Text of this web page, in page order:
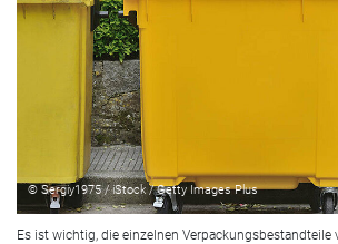
© Sergiy1975 / iStock / Getty Images Plus
Es ist wichtig, die einzelnen Verpackungsbestandteile